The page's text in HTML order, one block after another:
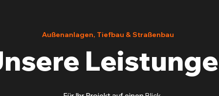
Außenanlagen, Tiefbau & Straßenbau